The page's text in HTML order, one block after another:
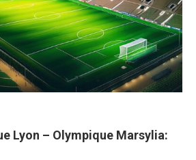
Lyon – Olympique Marsylia: